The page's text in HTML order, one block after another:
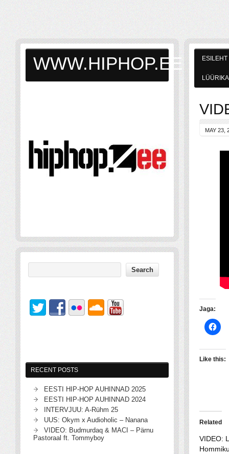
ESILEHT
LÜÜRIKA
MAY 23,
Jaga:
Like this:
Related
VIDEO:
WWW.HIPHOP.EE
RECENT POSTS
EESTI HIP-HOP AUHINNAD 2025
EESTI HIP-HOP AUHINNAD 2024
INTERVJUU: A-Rühm 25
UUS: Okym x Audioholic – Nanana
VIDEO: Budmurdaq & MACI – Pärnu
Pastoraal ft. Tommyboy